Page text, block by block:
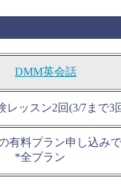
DMM英会話
レッスン2回(3/7まで3
有料プラン申し込みで
*全プラン